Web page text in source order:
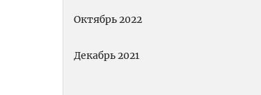
Октябрь 2022
Декабрь 2021